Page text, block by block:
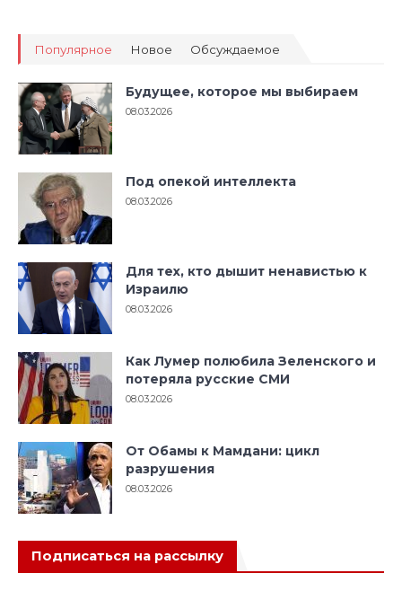
Популярное Новое Обсуждаемое
Будущее, которое мы выбираем
08.03.2026
Под опекой интеллекта
08.03.2026
Для тех, кто дышит ненавистью к
Израилю
08.03.2026
Как Лумер полюбила Зеленского и
потеряла русские СМИ
08.03.2026
От Обамы к Мамдани: цикл
разрушения
08.03.2026
Подписаться на рассылку